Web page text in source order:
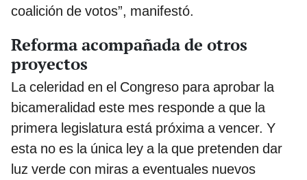
coalición de votos”, manifestó.
Reforma acompañada de otros
proyectos
La celeridad en el Congreso para aprobar la
bicameralidad este mes responde a que la
primera legislatura está próxima a vencer. Y
esta no es la única ley a la que pretenden dar
luz verde con miras a eventuales nuevos